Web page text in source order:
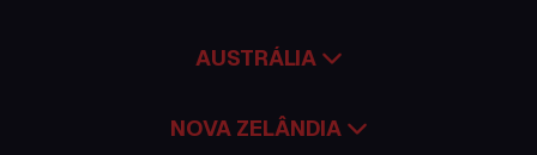
AUSTRÁLIA
NOVA ZELÂNDIA